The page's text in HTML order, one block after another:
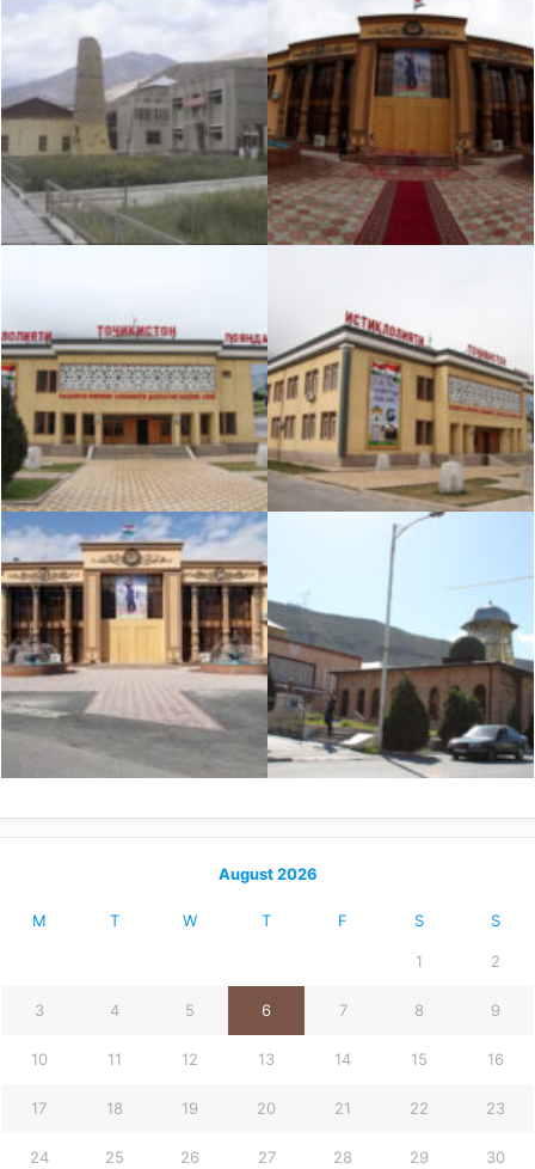
August 2026
M T W T F S S
1 2
3 4 5 6 7 8 9
10 11 12 13 14 15 16
17 18 19 20 21 22 23
24 25 26 27 28 29 30